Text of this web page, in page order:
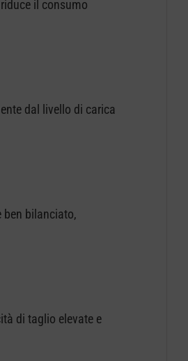
il consumo
dal livello di carica
ben bilanciato,
di taglio elevate e